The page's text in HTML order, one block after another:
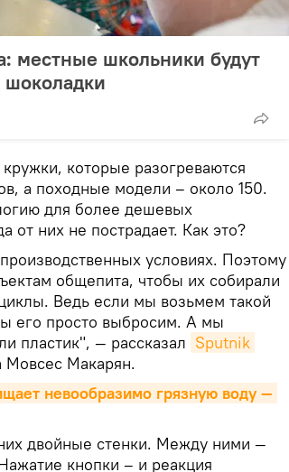
местные школьники будут
которые разогреваются
а походные модели – около 150.
для более дешевых
от них не пострадает. Как это?
условиях. Поэтому
общепита, чтобы их собирали
Ведь если мы возьмем такой
его просто выбросим. А мы
пластик", — рассказал Sputnik
Мовсес Макарян.
невообразимо грязную воду —
двойные стенки. Между ними —
кнопки – и реакция